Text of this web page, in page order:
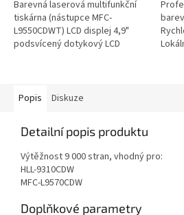
Barevná laserová multifunkční
tiskárna (nástupce MFC-
L9550CDWT) LCD displej 4,9"
podsvícený dotykový LCD
Popis
Diskuze
Detailní popis produktu
Výtěžnost 9 000 stran, vhodný pro:
HLL-9310CDW
MFC-L9570CDW
Doplňkové parametry